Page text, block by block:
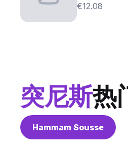
€12.08
突尼斯热
Hammam Sousse